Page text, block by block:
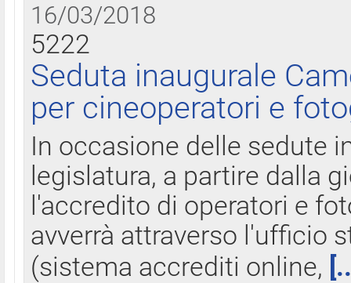
16/03/2018
5222
Seduta inaugurale
per cineoperatori e
In occasione delle sedute
legislatura, a partire dalla
l'accredito di operatori e
avverrà attraverso l'ufficio
(sistema accrediti online,